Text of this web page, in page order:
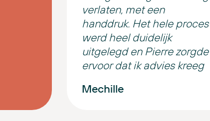
verlaten, met een
handdruk. Het hele proces
werd heel duidelijk
uitgelegd en Pierre zorgde
ervoor dat ik advies kreeg
paste.
Mechille